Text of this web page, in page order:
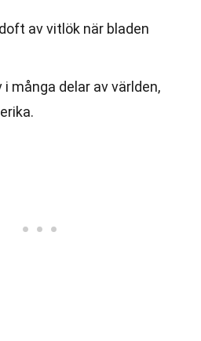
av vitlök när bladen
många delar av världen,